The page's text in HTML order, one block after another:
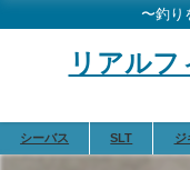
〜釣り
リアル
シーバス SLT ジ